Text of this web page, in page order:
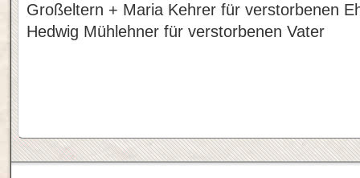
Großeltern + Maria Kehrer für verstorbenen
Hedwig Mühlehner für verstorbenen Vater